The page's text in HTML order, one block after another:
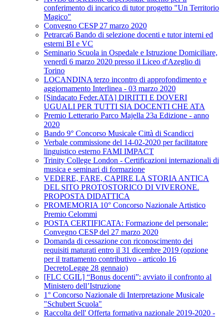
conferimento di incarico di tutor progetto "Un Territorio
Magico"
Convegno CESP 27 marzo 2020
Petrarca6 Bando di selezione docenti e tutor interni ed
esterni BI e VC
Seminario Scuola in Ospedale e Istruzione Domiciliare,
venerdì 6 marzo 2020 presso il Liceo d'Azeglio di
Torino
LOCANDINA terzo incontro di approfondimento e
aggiornamento Interlinea - 03 marzo 2020
[Sindacato Feder.ATA] DIRITTI E DOVERI
UGUALI PER TUTTI SIA DOCENTI CHE ATA
Premio Letterario Parco Majella 23a Edizione - anno
2020
Bando 9° Concorso Musicale Città di Scandicci
Verbale commissione del 14-02-2020 per facilitatore
linguistico esterno FAMI IMPACT
Trinity College London - Certificazioni internazionali di
musica e seminari di formazione
VEDERE, FARE, CAPIRE LA STORIA ANTICA
DEL SITO PROTOSTORICO DI VIVERONE.
PROPOSTA DIDATTICA
PROMEMORIA 10° Concorso Nazionale Artistico
Premio Celommi
POSTA CERTIFICATA: Formazione del personale:
Convegno CESP del 27 marzo 2020
Domanda di cessazione con riconoscimento dei
requisiti maturati entro il 31 dicembre 2019 (opzione
per il trattamento contributivo - articolo 16
DecretoLegge 28 gennaio)
[FLC CGIL] “Bonus docenti”: avviato il confronto al
Ministero dell’Istruzione
1° Concorso Nazionale di Interpretazione Musicale
"Schubert Scuola"
Raccolta dell' Offerta formativa nazionale 2019-2020 -